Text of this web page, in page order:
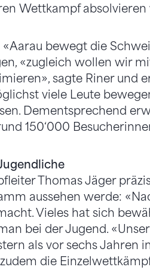
Wettkampf absolvieren
bewegt die
«zugleich wollen wir
sagte Riner und
viele Leute
Dementsprechend
150‘000
Thomas Jäger
aussehen werde:
Vieles hat sich
bei der Jugend.
als vor sechs Jahren
die